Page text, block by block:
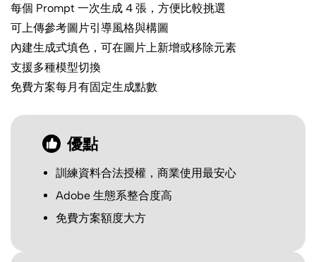
每個 Prompt 一次生成 4 張，方便比較挑選
可上傳參考圖片引導風格與構圖
內建生成式填色，可在圖片上新增或移除元素
支援多種模型切換
免費方案每月有固定生成點數
優點
訓練資料合法授權，商業使用最安心
Adobe 生態系整合度高
免費方案額度大方